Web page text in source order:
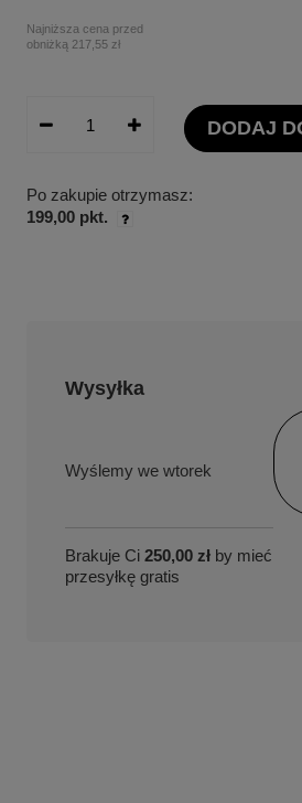
Najniższa cena przed
obniżką 217,55 zł
DODAJ
Po zakupie otrzymasz:
199,00 pkt.
Wysyłka
we wtorek
Brakuje Ci 250,00 zł by mieć
przesyłkę gratis